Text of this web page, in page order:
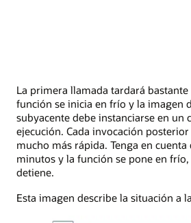
La primera llamada tardará
función se inicia en frío y la imagen
subyacente debe instanciarse en un
ejecución. Cada invocación
mucho más rápida. Tenga en cuenta
minutos y la función se pone en
detiene.
Esta imagen describe la situación a